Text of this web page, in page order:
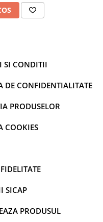
toate sunetele din incaperea
de incredere pentru
SI CONDITII
DE CONFIDENTIALITATE
PRODUSELOR
COOKIES
SICAP
PRODUSUL